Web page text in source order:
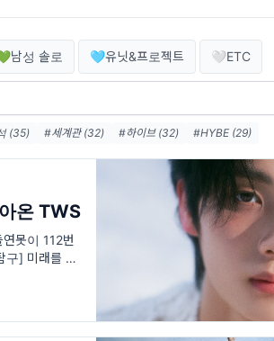
남성 솔로 🩵유닛&프로젝트 🤍ETC
(35) #세계관 (32) #하이브 (32)
#HYBE (29)
온 TWS
못이 112번
] 미래를 향